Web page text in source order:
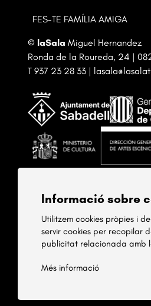
FES-TE FAMÍLIA AMIGA
© laSala Miguel Hernandez
Ronda de la Roureda, 24 |
T 937 23 28 33 |
Informació sobre
Utilitzem cookies pròpies i
servir cookies per recopilar
publicitat relacionada amb
Més informació